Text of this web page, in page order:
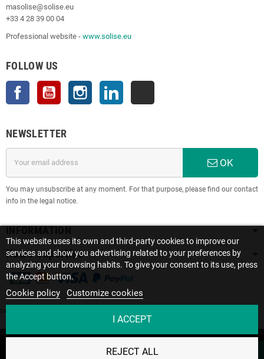
masolise@solise.eu
+33 4 28 39 00 04
Professional website - www.solise.eu
FOLLOW US
Facebook YouTube Instagram
NEWSLETTER
OK
You may unsubscribe at any moment. For that purpose, please find our contact
info in the legal notice.
Notre expertise
This website uses its own and third-party cookies to improve our
services and show you advertising related to your preferences by
analyzing your browsing habits. To give your consent to its use, press
the Accept button.
Cookie policy Customize cookies
REJECT ALL
I ACCEPT
Copyright © 2022 SOLISE • Le spécialiste des batteries lithium | Créé par
navigation sur le site, vous acceptez notre utilisation des